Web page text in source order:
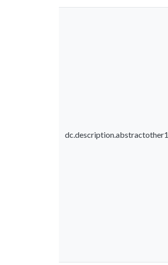
dc.description.abstractother1